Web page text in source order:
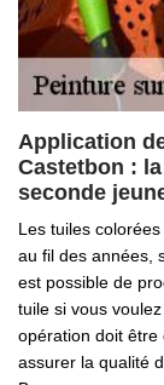
Application
Castetbon :
seconde
Les tuiles
au fil des années,
est possible de
tuile si vous
opération doit être
assurer la qualité